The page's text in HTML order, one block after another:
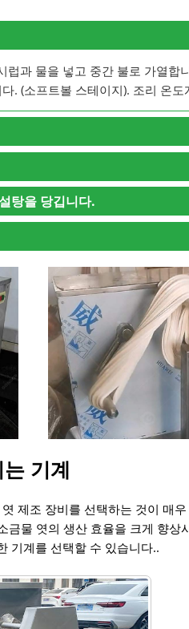
럽과 물을 넣고 중간 불로 가열
. (소프트볼 스테이지). 조리 온
탕을 당깁니다.
기계
제조 장비를 선택하는 것이 매
금물 엿의 생산 효율을 크게 향
기계를 선택할 수 있습니다..